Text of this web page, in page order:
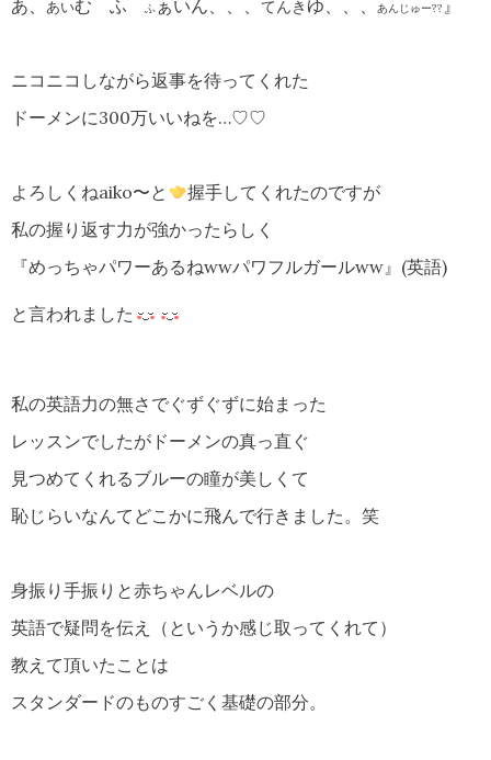
あ、 あいむ ふ ふ ぁいん、、、 てんき ゆ、、、 あんじゅー?? 』
ニコニコしながら返事を待ってくれた
ドーメンに300万いいねを…♡♡
よろしくねaiko〜と
握手してくれたのですが
私の握り返す力が強かったらしく
『めっちゃパワーあるねwwパワフルガールww』(英語)
と言われました
私の英語力の無さでぐずぐずに始まった
レッスンでしたがドーメンの真っ直ぐ
見つめてくれるブルーの瞳が美しくて
恥じらいなんてどこかに飛んで行きました。笑
身振り手振りと赤ちゃんレベルの
英語で疑問を伝え（というか感じ取ってくれて）
教えて頂いたことは
スタンダードのものすごく基礎の部分。